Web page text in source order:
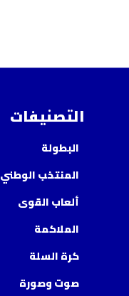
التصنيفات
البطولة
المنتخب الوطني
ألعاب القوى
الملاكمة
كرة السلة
صوت وصورة